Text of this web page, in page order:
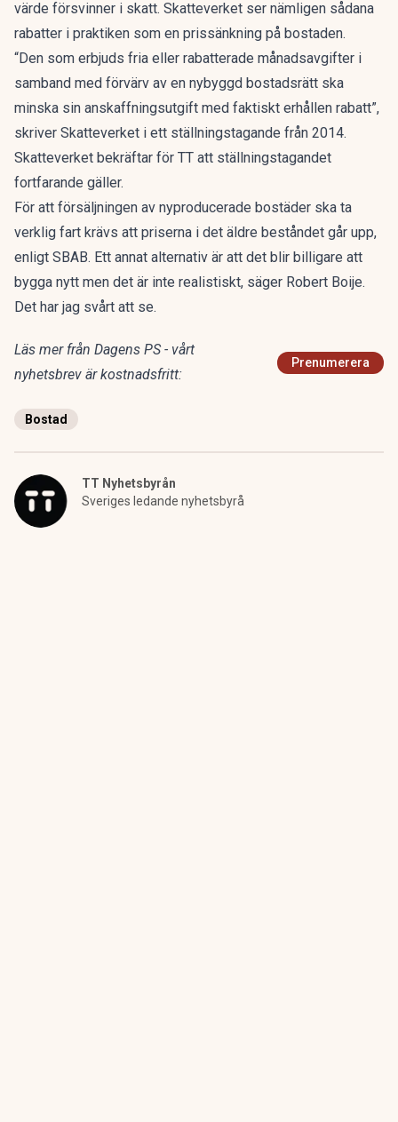
värde försvinner i skatt. Skatteverket ser nämligen sådana
rabatter i praktiken som en prissänkning på bostaden.
“Den som erbjuds fria eller rabatterade månadsavgifter i
samband med förvärv av en nybyggd bostadsrätt ska
minska sin anskaffningsutgift med faktiskt erhållen rabatt”,
skriver Skatteverket i ett ställningstagande från 2014.
Skatteverket bekräftar för TT att ställningstagandet
fortfarande gäller.
För att försäljningen av nyproducerade bostäder ska ta
verklig fart krävs att priserna i det äldre beståndet går upp,
enligt SBAB. Ett annat alternativ är att det blir billigare att
bygga nytt men det är inte realistiskt, säger Robert Boije.
Det har jag svårt att se.
Läs mer från Dagens PS - vårt
nyhetsbrev är kostnadsfritt:
Prenumerera
Bostad
TT Nyhetsbyrån
Sveriges ledande nyhetsbyrå